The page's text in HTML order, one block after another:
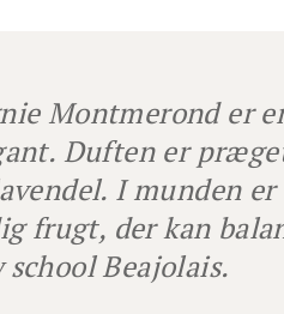
Montmerond er
Duften er
I munden
frugt, der kan
school Beajolais.